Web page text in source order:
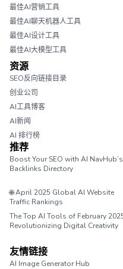
最佳AI营销工具
最佳AI聊天机器人工具
最佳AI设计工具
最佳AI大模型工具
资源
SEO反向链接目录
创业公司
AI工具博客
AI新闻
AI 排行榜
推荐
Boost Your SEO with AI NavHub’s
Backlinks Directory
🌐 April 2025 Global AI Website
Traffic Rankings
The Top AI Tools of February
Revolutionizing Digital Creativity
友情链接
AI Image Generator Hub